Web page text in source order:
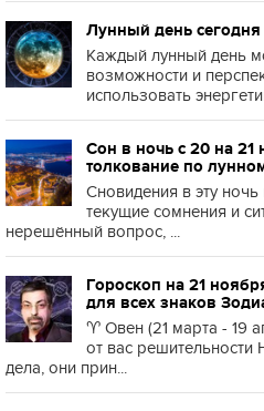
Лунный день
Каждый лунный день
возможности и
использовать
Сон в ночь с 20 на 21
толкование по
Сновидения в эту
текущие сомнения и
нерешённый вопрос, ...
Гороскоп на 21
для всех знаков
♈️ Овен (21 марта - 19
от вас
дела, они прин...